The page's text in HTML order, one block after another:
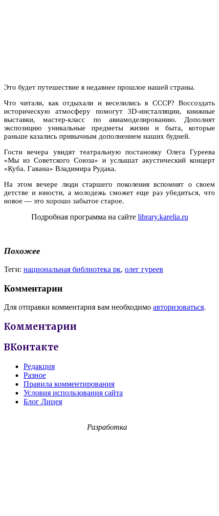
Это будет путешествие в недавнее прошлое нашей страны.
Что читали, как отдыхали и веселились в СССР? Воссоздать
историческую атмосферу помогут 3D-инсталляции, книжные
выставки, мастер-класс по авиамоделированию. Дополнят
экспозицию уникальные предметы жизни и быта, которые
раньше казались привычным дополнением наших будней.
Гости вечера увидят театральную постановку Олега Гуреева
«Мы из Советского Союза» и услышат акустический концерт
«Куба. Гавана» Владимира Рудака.
На этом вечере люди старшего поколения вспомнят о своем
детстве и юности, а молодежь сможет еще раз убедиться, что
новое — это хорошо забытое старое.
Подробная программа на сайте library.karelia.ru
Похожее
Теги: национальная библиотека рк, олег гуреев
Комментарии
Для отправки комментария вам необходимо авторизоваться.
Комментарии
ВКонтакте
Редакция
Разное
Правила комментирования
Условия использования сайта
Блог Лицея
Разработка